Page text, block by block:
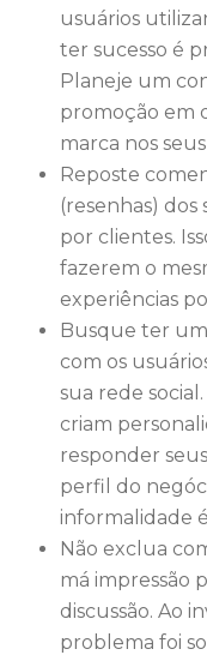
usuários
ter sucesso é
Planeje um
promoção em
marca nos
Reposte
(resenhas)
por clientes.
fazerem o
experiências
Busque ter
com os
sua rede
criam
responder
perfil do
informalidade
Não exclua
má impressão
discussão. Ao
problema foi